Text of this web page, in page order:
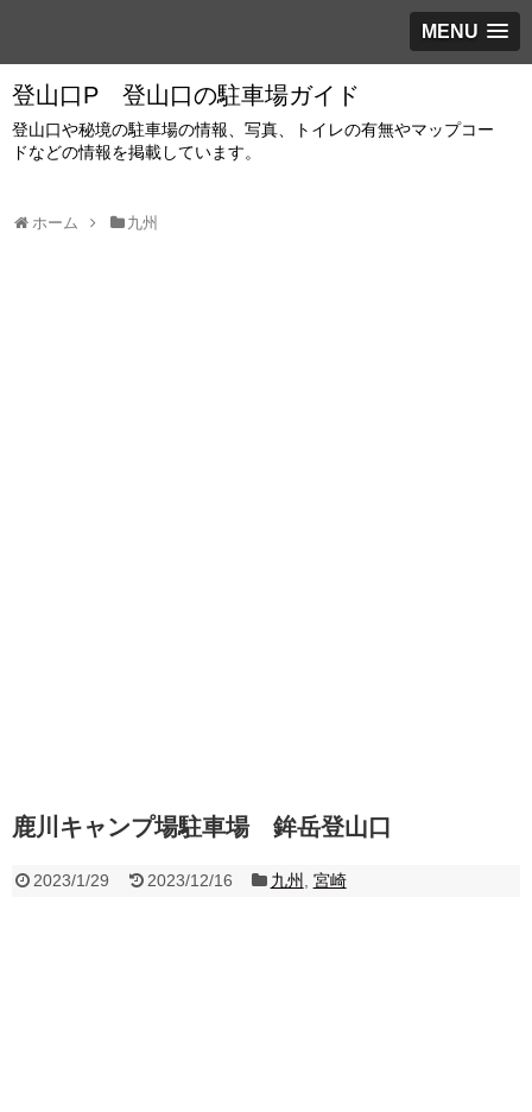
MENU
登山口P 登山口の駐車場ガイド
登山口や秘境の駐車場の情報、写真、トイレの有無やマップコー
ドなどの情報を掲載しています。
ホーム 九州
鹿川キャンプ場駐車場 鉾岳登山口
2023/1/29 2023/12/16 九州 宮崎